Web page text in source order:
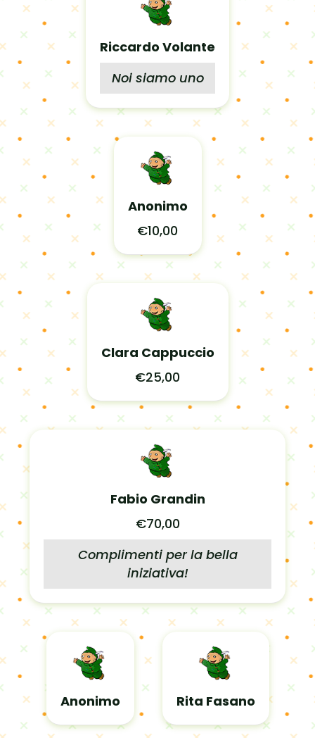
Riccardo Volante
Noi siamo uno
Anonimo
€10,00
Clara Cappuccio
€25,00
Fabio Grandin
€70,00
Complimenti per la bella
iniziativa!
Anonimo Rita Fasano